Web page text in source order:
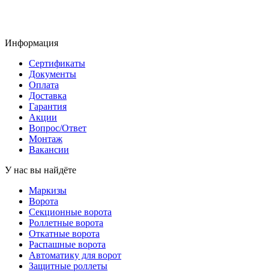
Информация
Сертификаты
Документы
Оплата
Доставка
Гарантия
Акции
Вопрос/Ответ
Монтаж
Вакансии
У нас вы найдёте
Маркизы
Ворота
Секционные ворота
Роллетные ворота
Откатные ворота
Распашные ворота
Автоматику для ворот
Защитные роллеты